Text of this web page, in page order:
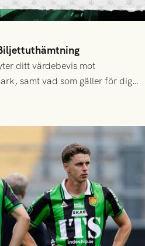
ditt värdebevis mot
samt vad som gäller för dig
förhinder.